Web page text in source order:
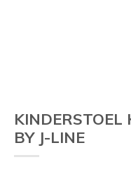
KINDERSTOEL
BY J-LINE